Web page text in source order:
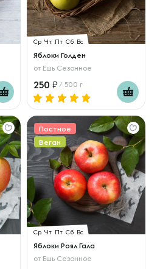
Ср Чт Пт Сб Вс
Яблоки Голден
от Ешь Сезонное
250 / 500 г
Постное
Веган
Ср Чт Пт Сб Вс
Яблоки Роял Гала
от Ешь Сезонное